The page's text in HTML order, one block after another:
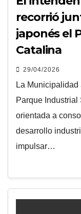
recorrió
japonés el
Catalina
29/04/2026
La Municipalidad
Parque
orientada a
desarrollo
impulsar…